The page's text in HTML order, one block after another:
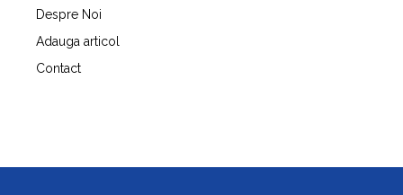
Despre Noi
Adauga articol
Contact